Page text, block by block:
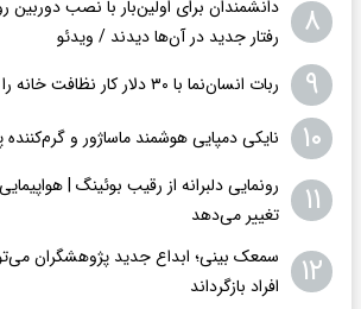
۸
رفتار جدید در آن‌ها دیدند / ویدئو
۹ ربات انسان‌نما با ۳۰ دلار کار نظافت خانه را انجام می‌دهد/ ویدئو
۱۰ نایکی دمپایی هوشمند ماساژور و گرم‌کننده
۱۱
رونمایی دلبرانه از رقیب بوئینگ |
تغییر می‌دهد
۱۲
سمعک بینی؛ ابداع جدید پژوهشگران
افراد بازگرداند